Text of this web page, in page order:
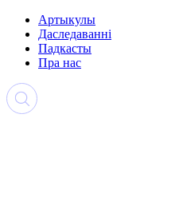
Артыкулы
Даследаванні
Падкасты
Пра нас